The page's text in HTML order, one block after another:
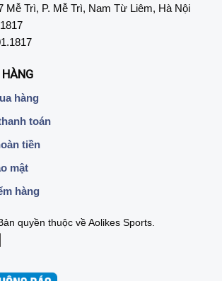
Mễ Trì, P. Mễ Trì, Nam Từ Liêm, Hà Nội
hàng
toán
tiền
mật
hàng
quyền thuộc về Aolikes Sports.